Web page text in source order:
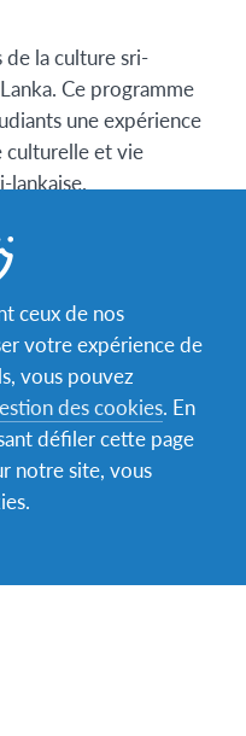
la culture sri-
Ce programme
une expérience
culturelle et vie
lankaise.
programme
ceux de nos
votre expérience de
vous pouvez
des cookies. En
défiler cette page
notre site, vous